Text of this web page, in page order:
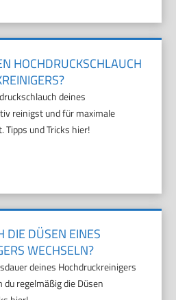
HOCHDRUCKSCHLAUCH
deines
reinigst und für maximale
und Tricks hier!
DIE DÜSEN EINES
WECHSELN?
deines Hochdruckreinigers
regelmäßig die Düsen